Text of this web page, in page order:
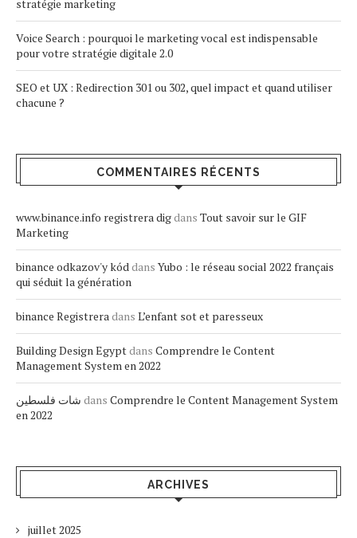
stratégie marketing
Voice Search : pourquoi le marketing vocal est indispensable
pour votre stratégie digitale 2.0
SEO et UX : Redirection 301 ou 302, quel impact et quand utiliser
chacune ?
COMMENTAIRES RÉCENTS
www.binance.info registrera digdans Tout savoir sur le GIF
Marketing
binance odkazov'y kód dans Yubo : le réseau social 2022 français
qui séduit la génération
binance Registrera dans L’enfant sot et paresseux
Building Design Egyptdans Comprendre le Content
Management System en 2022
شات فلسطين dans Comprendre le Content Management System
en 2022
ARCHIVES
juillet 2025